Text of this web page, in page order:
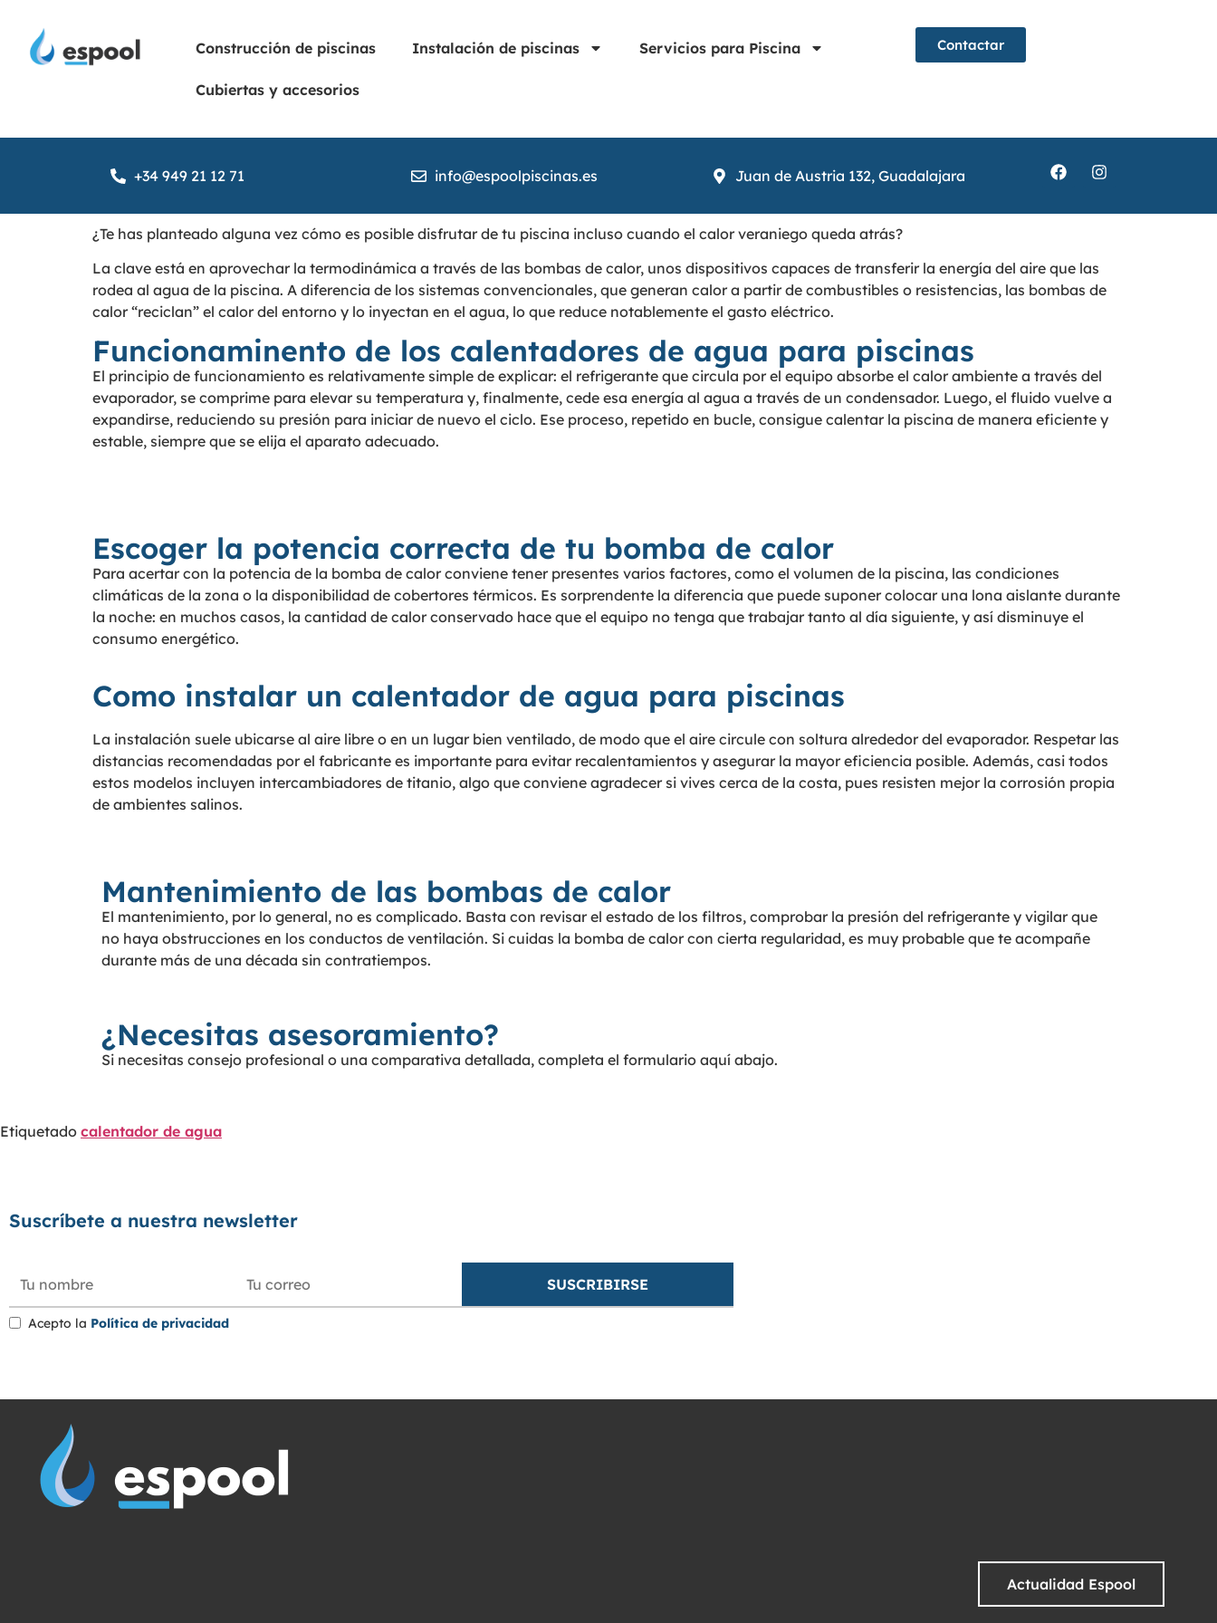
Construcción de piscinas Instalación de piscinas Servicios para Piscina
Cubiertas y accesorios
Contactar
+34 949 21 12 71 info@espoolpiscinas.es Juan de Austria 132, Guadalajara
¿Te has planteado alguna vez cómo es posible disfrutar de tu piscina incluso cuando el calor veraniego queda atrás?
La clave está en aprovechar la termodinámica a través de las bombas de calor, unos dispositivos capaces de transferir la energía del aire que las
rodea al agua de la piscina. A diferencia de los sistemas convencionales, que generan calor a partir de combustibles o resistencias, las bombas de
calor “reciclan” el calor del entorno y lo inyectan en el agua, lo que reduce notablemente el gasto eléctrico.
Funcionaminento de los calentadores de agua para piscinas
El principio de funcionamiento es relativamente simple de explicar: el refrigerante que circula por el equipo absorbe el calor ambiente a través del
evaporador, se comprime para elevar su temperatura y, finalmente, cede esa energía al agua a través de un condensador. Luego, el fluido vuelve a
expandirse, reduciendo su presión para iniciar de nuevo el ciclo. Ese proceso, repetido en bucle, consigue calentar la piscina de manera eficiente y
estable, siempre que se elija el aparato adecuado.
Escoger la potencia correcta de tu bomba de calor
Para acertar con la potencia de la bomba de calor conviene tener presentes varios factores, como el volumen de la piscina, las condiciones
climáticas de la zona o la disponibilidad de cobertores térmicos. Es sorprendente la diferencia que puede suponer colocar una lona aislante durante
la noche: en muchos casos, la cantidad de calor conservado hace que el equipo no tenga que trabajar tanto al día siguiente, y así disminuye el
consumo energético.
Como instalar un calentador de agua para piscinas
La instalación suele ubicarse al aire libre o en un lugar bien ventilado, de modo que el aire circule con soltura alrededor del evaporador. Respetar las
distancias recomendadas por el fabricante es importante para evitar recalentamientos y asegurar la mayor eficiencia posible. Además, casi todos
estos modelos incluyen intercambiadores de titanio, algo que conviene agradecer si vives cerca de la costa, pues resisten mejor la corrosión propia
de ambientes salinos.
Mantenimiento de las bombas de calor
El mantenimiento, por lo general, no es complicado. Basta con revisar el estado de los filtros, comprobar la presión del refrigerante y vigilar que
no haya obstrucciones en los conductos de ventilación. Si cuidas la bomba de calor con cierta regularidad, es muy probable que te acompañe
durante más de una década sin contratiempos.
¿Necesitas asesoramiento?
Si necesitas consejo profesional o una comparativa detallada, completa el formulario aquí abajo.
Etiquetado calentador de agua
Suscríbete a nuestra newsletter
Acepto la Política de privacidad
Actualidad Espool